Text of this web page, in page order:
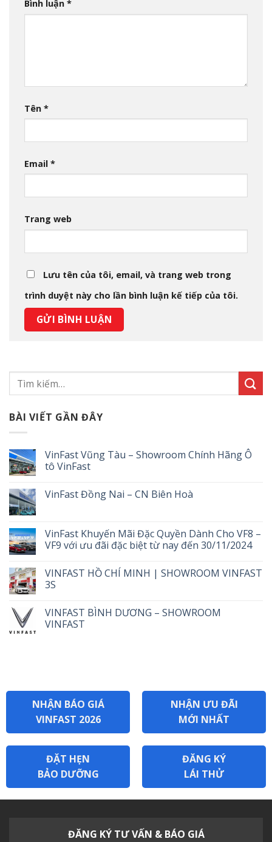
Bình luận *
Tên *
Email *
Trang web
Lưu tên của tôi, email, và trang web trong
trình duyệt này cho lần bình luận kế tiếp của tôi.
BÀI VIẾT GẦN ĐÂY
VinFast Vũng Tàu – Showroom Chính Hãng Ô
tô VinFast
VinFast Đồng Nai – CN Biên Hoà
VinFast Khuyến Mãi Đặc Quyền Dành Cho VF8 –
VF9 với ưu đãi đặc biệt từ nay đến 30/11/2024
VINFAST HỒ CHÍ MINH | SHOWROOM VINFAST
3S
VINFAST BÌNH DƯƠNG – SHOWROOM
VINFAST
NHẬN BÁO GIÁ
VINFAST 2026
NHẬN ƯU ĐÃI
MỚI NHẤT
ĐẶT HẸN
BẢO DƯỠNG
ĐĂNG KÝ
LÁI THỬ
ĐĂNG KÝ TƯ VẤN & BÁO GIÁ